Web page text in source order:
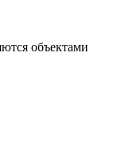
объектами